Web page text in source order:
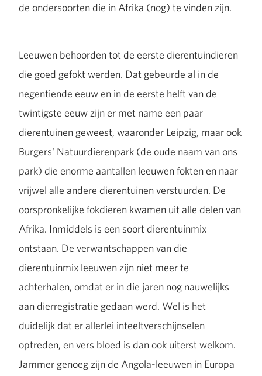
de ondersoorten die in Afrika (nog) te vinden zijn.
Leeuwen behoorden tot de eerste dierentuindieren
die goed gefokt werden. Dat gebeurde al in de
negentiende eeuw en in de eerste helft van de
twintigste eeuw zijn er met name een paar
dierentuinen geweest, waaronder Leipzig, maar ook
Burgers' Natuurdierenpark (de oude naam van ons
park) die enorme aantallen leeuwen fokten en naar
vrijwel alle andere dierentuinen verstuurden. De
oorspronkelijke fokdieren kwamen uit alle delen van
Afrika. Inmiddels is een soort dierentuinmix
ontstaan. De verwantschappen van die
dierentuinmix leeuwen zijn niet meer te
achterhalen, omdat er in die jaren nog nauwelijks
aan dierregistratie gedaan werd. Wel is het
duidelijk dat er allerlei inteeltverschijnselen
optreden, en vers bloed is dan ook uiterst welkom.
Jammer genoeg zijn de Angola-leeuwen in Europa